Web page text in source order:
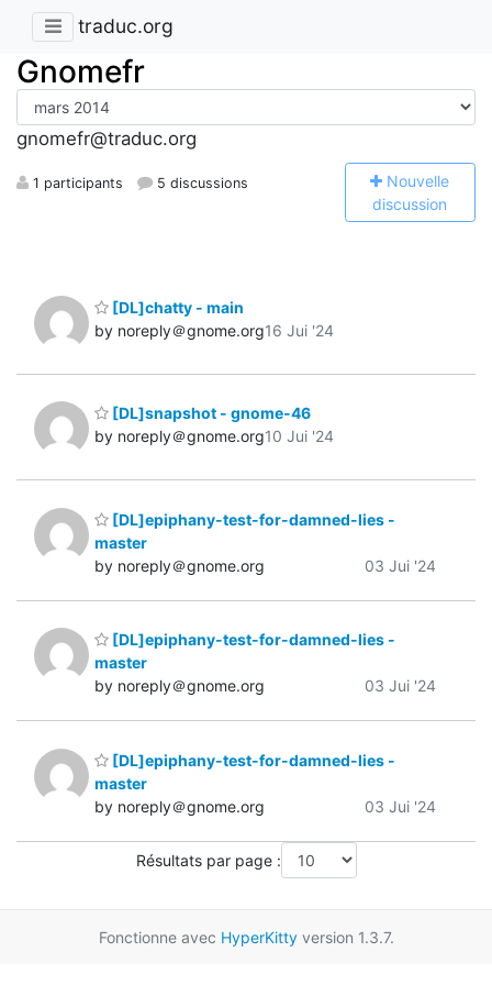
traduc.org
Gnomefr
gnomefr@traduc.org
1 participants 5 discussions Nouvelle
discussion
[DL]chatty - main
by noreply＠gnome.org16 Jui '24
[DL]snapshot - gnome-46
by noreply＠gnome.org10 Jui '24
[DL]epiphany-test-for-damned-lies -
master
by noreply＠gnome.org
03 Jui '24
[DL]epiphany-test-for-damned-lies -
master
by noreply＠gnome.org
03 Jui '24
[DL]epiphany-test-for-damned-lies -
master
by noreply＠gnome.org
03 Jui '24
Résultats par page :
Fonctionne avec HyperKittyversion 1.3.7.